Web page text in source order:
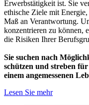
Erwerbstätigkeit ist. Sie
ethische Ziele mit
Maß an Verantwortung.
konzentrieren zu können,
die Risiken Ihrer
Sie suchen nach
schützen und streben
einem angemessenen
Lesen Sie mehr